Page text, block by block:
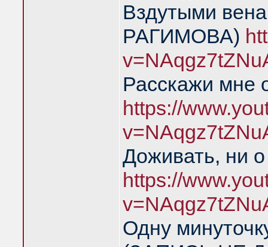
Вздутыми
РАГИМОВА)
Расскажи мне
https://
Доживать, ни
https://
Одну